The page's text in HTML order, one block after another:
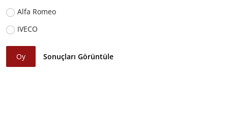
Alfa Romeo
IVECO
Oy Sonuçları Görüntüle